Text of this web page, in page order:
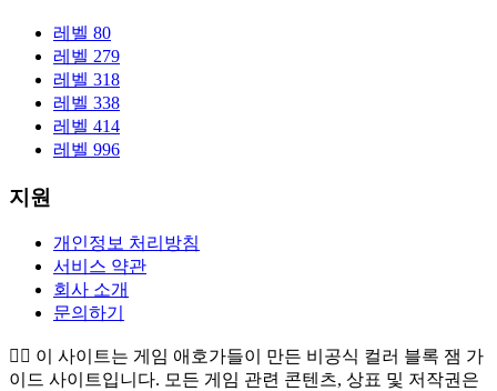
레벨 80
레벨 279
레벨 318
레벨 338
레벨 414
레벨 996
지원
개인정보 처리방침
서비스 약관
회사 소개
문의하기
👉🏻 이 사이트는 게임 애호가들이 만든 비공식 컬러 블록 잼 가
이드 사이트입니다. 모든 게임 관련 콘텐츠, 상표 및 저작권은